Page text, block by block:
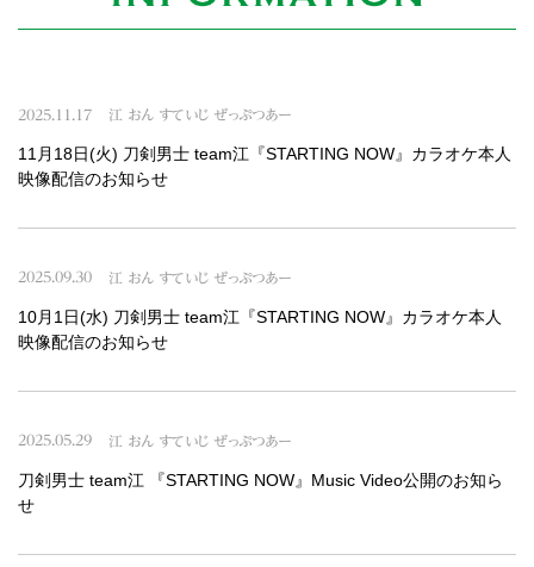
2025.11.17 江 おん すていじ ぜっぷつあー
11月18日(火) 刀剣男士 team江『STARTING NOW』カラオケ本人
映像配信のお知らせ
2025.09.30 江 おん すていじ ぜっぷつあー
10月1日(水) 刀剣男士 team江『STARTING NOW』カラオケ本人
映像配信のお知らせ
2025.05.29 江 おん すていじ ぜっぷつあー
刀剣男士 team江 『STARTING NOW』Music Video公開のお知ら
せ